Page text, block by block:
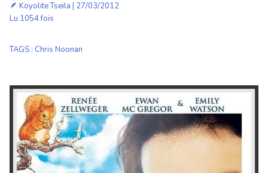
🪶 Koyolite Tseila | 27/03/2012
Lu 1054 fois
TAGS : Chris Noonan